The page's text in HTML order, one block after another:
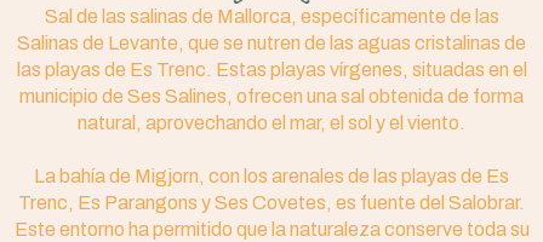
Sal de las salinas de Mallorca, específicamente de las
Salinas de Levante, que se nutren de las aguas cristalinas de
las playas de Es Trenc. Estas playas vírgenes, situadas en el
municipio de Ses Salines, ofrecen una sal obtenida de forma
natural, aprovechando el mar, el sol y el viento.
La bahía de Migjorn, con los arenales de las playas de Es
Trenc, Es Parangons y Ses Covetes, es fuente del Salobrar.
Este entorno ha permitido que la naturaleza conserve toda su